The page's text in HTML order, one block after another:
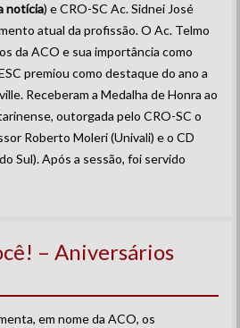
notícia) e CRO-SC Ac. Sidnei José
atual da profissão. O Ac. Telmo
da ACO e sua importância como
premiou como destaque do ano a
Receberam a Medalha de Honra ao
outorgada pelo CRO-SC o
Roberto Moleri (Univali) e o CD
Sul). Após a sessão, foi servido
– Aniversários
em nome da ACO, os